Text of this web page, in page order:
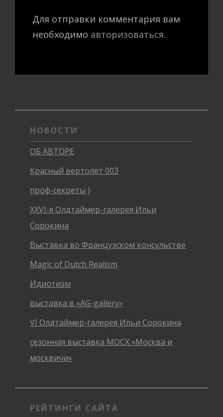
Для отправки комментария вам
необходимо авторизоваться.
НОВОСТИ
ОБ АВТОРЕ
Красный вертолёт 003
проф-секреты )
XXVI-я Олдтаймер-галерея Ильи
Сорокина
Выставка во Французском консульстве
Magic of Dutch Realism
Идиотизм
выставка в «AG-gallery»
VI Олдтаймер-галерея Ильи Сорокина
сезонная выставка МОСХ «Москва и
москвичи»
РЕЙТИНГИ САЙТА